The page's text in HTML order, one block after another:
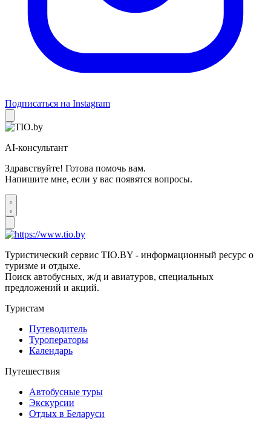
Подписаться на Instagram
AI-консультант
Здравствуйте! Готова помочь вам.
Напишите мне, если у вас появятся вопросы.
Туристический сервис TIO.BY - информационный ресурс о
туризме и отдыхе.
Поиск автобусных, ж/д и авиатуров, специальных
предложений и акций.
Туристам
Путеводитель
Туроператоры
Календарь
Путешествия
Автобусные туры
Экскурсии
Отдых в Беларуси